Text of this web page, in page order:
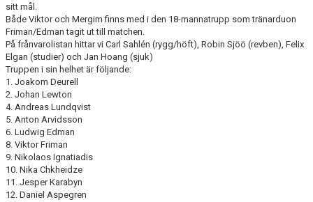
sitt mål.
Både Viktor och Mergim finns med i den 18-mannatrupp som tränarduon
Friman/Edman tagit ut till matchen.
På frånvarolistan hittar vi Carl Sahlén (rygg/höft), Robin Sjöö (revben), Felix
Elgan (studier) och Jan Hoang (sjuk)
Truppen i sin helhet är följande:
1. Joakom Deurell
2. Johan Lewton
4. Andreas Lundqvist
5. Anton Arvidsson
6. Ludwig Edman
8. Viktor Friman
9. Nikolaos Ignatiadis
10. Nika Chkheidze
11. Jesper Karabyn
12. Daniel Aspegren